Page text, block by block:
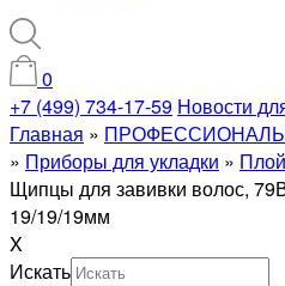
0
+7 (499) 734-17-59 Новости
Главная »
» Приборы для укладки »
Щипцы для завивки волос,
19/19/19мм
X
Искать